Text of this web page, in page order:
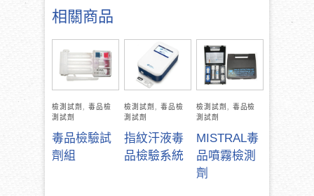
相關商品
檢測試劑
毒品檢
測試劑
毒品檢驗試
劑組
檢測試劑
毒品檢
測試劑
指紋汗液毒
品檢驗系統
檢測試劑
毒品檢
測試劑
MISTRAL毒
品噴霧檢測
劑